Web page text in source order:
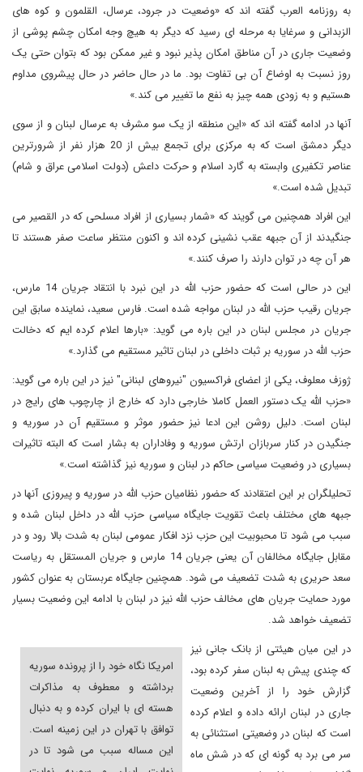
به روزنامه العرب گفته اند که «وضعیت در جرود، عرسال، القلمون و کوه های
الزبدانی و سرغایا به مرحله ای رسید که دیگر به هیچ وجه امکان چشم پوشی از
وضعیت جاری در آن مناطق امکان پذیر نبود و غیر ممکن بود که بتوان حتی یک
روز نسبت به اوضاع آن بی تفاوت بود. ما در حال حاضر در حال پیشروی مداوم
هستیم و به زودی همه چیز به نفع ما تغییر می کند.»
آنها در ادامه گفته اند که «این منطقه از یک سو مشرف به عرسال لبنان و از سوی
دیگر دمشق است که به مرکزی برای تجمع بیش از 20 هزار نفر از شرورترین
عناصر تکفیری وابسته به گارد اسلام و حرکت داعش (دولت اسلامی عراق و شام)
تبدیل شده است.»
این افراد همچنین می گویند که «شمار بسیاری از افراد مسلحی که در القصیر می
جنگیدند از آن جبهه عقب نشینی کرده اند و اکنون منتظر ساعت صفر هستند تا
هر آن چه در توان دارند را صرف کنند.»
این در حالی است که حضور حزب الله در این نبرد با انتقاد جریان 14 مارس،
جریان رقیب حزب الله در لبنان مواجه شده است. فارس سعید، نماینده سابق این
جریان در مجلس لبنان در این باره می گوید: «بارها اعلام کرده ایم که دخالت
حزب الله در سوریه بر ثبات داخلی در لبنان تاثیر مستقیم می گذارد.»
ژوزف معلوف، یکی از اعضای فراکسیون "نیروهای لبنانی" نیز در این باره می گوید:
«حزب الله یک دستور العمل کاملا خارجی دارد که خارج از چارچوب های رایج در
لبنان است. دلیل روشن این ادعا نیز حضور موثر و مستقیم آن در سوریه و
جنگیدن در کنار سربازان ارتش سوریه و وفاداران به بشار است که البته تاثیرات
بسیاری در وضعیت سیاسی حاکم در لبنان و سوریه نیز گذاشته است.»
تحلیلگران بر این اعتقادند که حضور نظامیان حزب الله در سوریه و پیروزی آنها در
جبهه های مختلف باعث تقویت جایگاه سیاسی حزب الله در داخل لبنان شده و
سبب می شود تا محبوبیت این حزب نزد افکار عمومی لبنان به شدت بالا رود و در
مقابل جایگاه مخالفان آن یعنی جریان 14 مارس و جریان المستقل به ریاست
سعد حریری به شدت تضعیف می شود. همچنین جایگاه عربستان به عنوان کشور
مورد حمایت جریان های مخالف حزب الله نیز در لبنان با ادامه این وضعیت بسیار
تضعیف خواهد شد.
امریکا نگاه خود را از پرونده سوریه
برداشته و معطوف به مذاکرات
هسته ای با ایران کرده و به دنبال
توافق با تهران در این زمینه است.
این مساله سبب می شود تا در
در این میان هیئتی از بانک جانی نیز
که چندی پیش به لبنان سفر کرده بود،
گزارش خود را از آخرین وضعیت
جاری در لبنان ارائه داده و اعلام کرده
است که لبنان در وضعیتی استثنائی به
سر می برد به گونه ای که در شش ماه